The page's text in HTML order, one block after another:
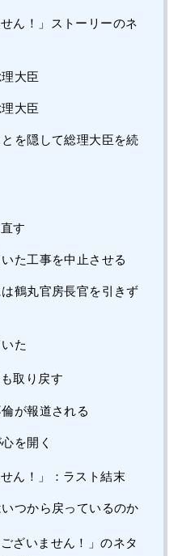
ん！」ストーリーのネ
大臣
大臣
を隠して総理大臣を続
す
た工事を中止させる
鶴丸官房長官を引きず
た
取り戻す
が報道される
を開く
ん！」：ラスト結末
つから戻っているのか
ざいません！」のネタ